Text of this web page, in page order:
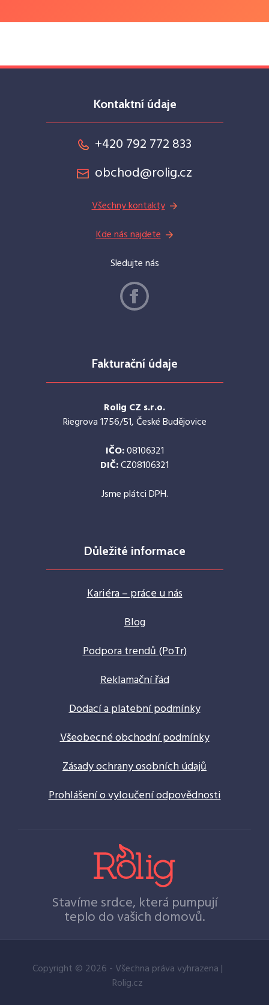
Kontaktní údaje
+420 792 772 833
obchod@rolig.cz
Všechny kontakty
Kde nás najdete
Sledujte nás
Fakturační údaje
Rolig CZ s.r.o.
Riegrova 1756/51, České Budějovice
IČO:08106321
DIČ:CZ08106321
Jsme plátci DPH.
Důležité informace
Kariéra – práce u nás
Blog
Podpora trendů (PoTr)
Reklamační řád
Dodací a platební podmínky
Všeobecné obchodní podmínky
Zásady ochrany osobních údajů
Prohlášení o vyloučení odpovědnosti
Stavíme srdce, která pumpují
teplo do vašich domovů.
Copyright © 2026 - Všechna práva vyhrazena |
Rolig.cz